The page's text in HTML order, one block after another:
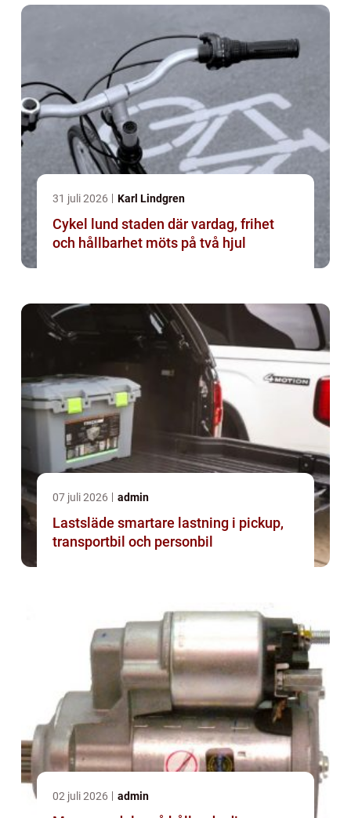
31 juli 2026 Karl Lindgren
Cykel lund staden där vardag, frihet
och hållbarhet möts på två hjul
07 juli 2026 admin
Lastsläde smartare lastning i pickup,
transportbil och personbil
02 juli 2026 admin